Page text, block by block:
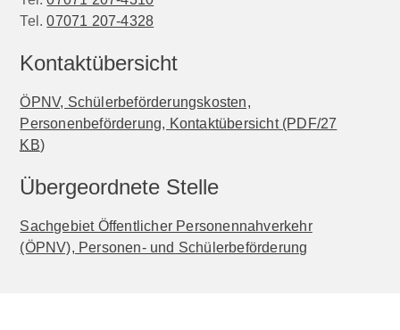
Tel.07071 207-4328
Kontaktübersicht
ÖPNV, Schülerbeförderungskosten,
Personenbeförderung, Kontaktübersicht(PDF/27
KB)
Übergeordnete Stelle
Sachgebiet Öffentlicher Personennahverkehr
(ÖPNV), Personen- und Schülerbeförderung